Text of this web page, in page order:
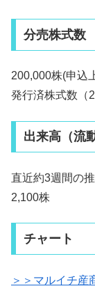
分売株式数
200,000株(申込
発行済株式数（
出来高（流
直近約3週間の
2,100株
チャート
＞＞マルイチ産